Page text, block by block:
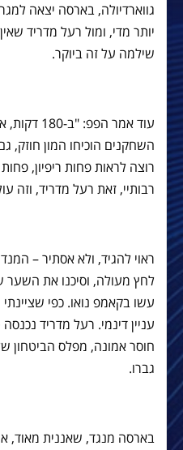
גווארדיולה, בארסה יצאה
יותר מדי, ומול רעל מדריד
שילמה על זה ביוקר.
עוד אמר
רוצה לראות פחות ריפיון,
רבותיי, זאת רעל מדריד, וזה
ראוי להגיד, ולא אסתיר –
לחץ מעולה, וסיכנו את
עשו בקאמפ נואו. כפי
עניין דינמי. רעל מדריד
חוסר אמונה, מפלס
גברו.
בארסה מנגד, שאננית מאוד,